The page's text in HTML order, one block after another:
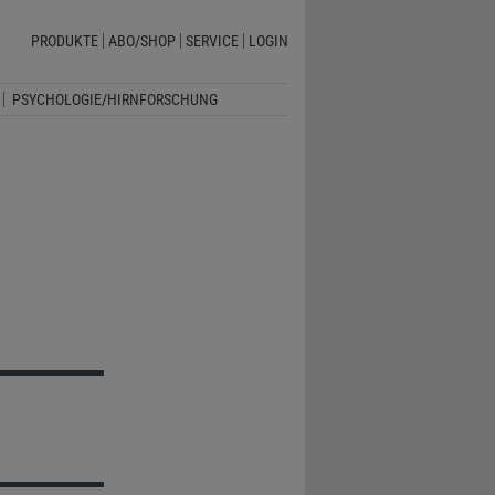
PRODUKTE ABO/SHOP SERVICE LOGIN
PSYCHOLOGIE/HIRNFORSCHUNG